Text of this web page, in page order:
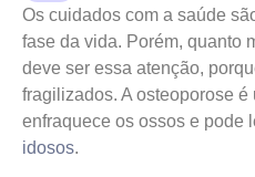
Os cuidados com a saúde
fase da vida. Porém, quanto
deve ser essa atenção,
fragilizados. A osteoporose
enfraquece os ossos e pode
idosos.